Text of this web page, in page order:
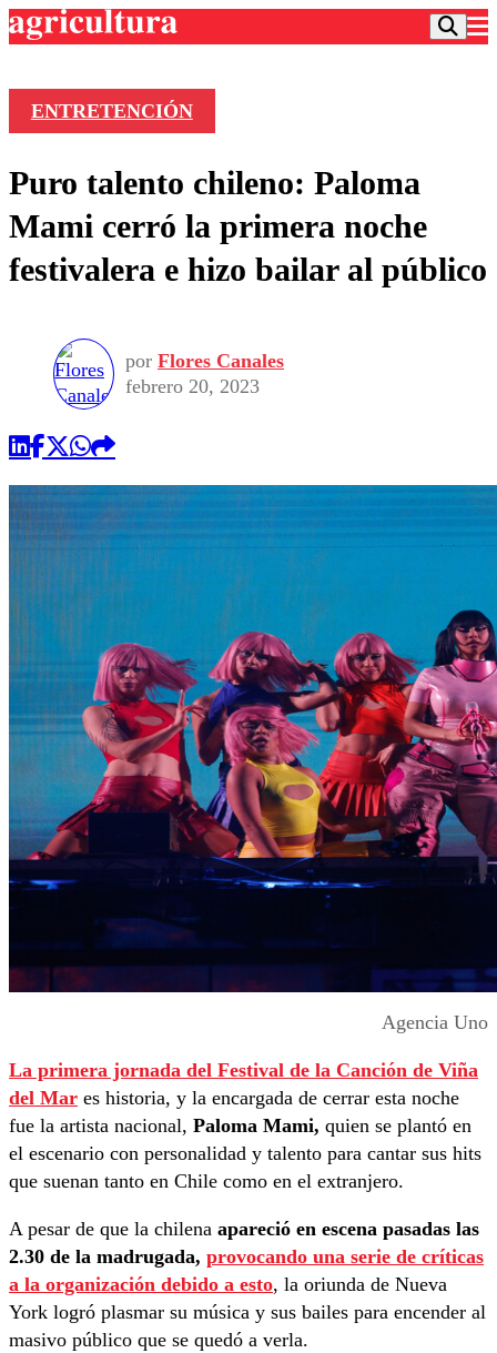
Frecuencias
Agricultura TV
Deportes
Colo Colo
Seleccion Chilena
Torneo Internacional
Entretención
Economía
Internacional
Publicaciones en medios
Opinión
ENTRETENCIÓN
Puro talento chileno: Paloma
Mami cerró la primera noche
festivalera e hizo bailar al público
por Flores Canales
febrero 20, 2023
Agencia Uno
La primera jornada del Festival de la Canción de Viña
del Mar es historia, y la encargada de cerrar esta noche
fue la artista nacional, Paloma Mami, quien se plantó en
el escenario con personalidad y talento para cantar sus hits
que suenan tanto en Chile como en el extranjero.
A pesar de que la chilena apareció en escena pasadas las
2.30 de la madrugada, provocando una serie de críticas
a la organización debido a esto, la oriunda de Nueva
York logró plasmar su música y sus bailes para encender al
masivo público que se quedó a verla.